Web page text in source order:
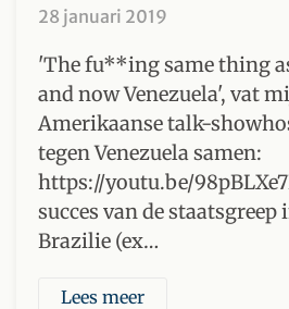
28 januari 2019
'The fu**ing same thing
and now Venezuela', vat
Amerikaanse talk-
tegen Venezuela samen:
https://youtu.be/
succes van de
Brazilie (ex…
Lees meer